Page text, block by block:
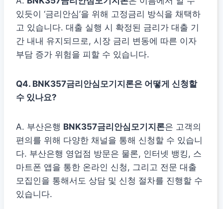
있듯이 ‘금리안심’을 위해 고정금리 방식을 채택하
고 있습니다. 대출 실행 시 확정된 금리가 대출 기
간 내내 유지되므로, 시장 금리 변동에 따른 이자
부담 증가 위험을 피할 수 있습니다.
Q4. BNK357금리안심모기지론은 어떻게 신청할
수 있나요?
A. 부산은행 BNK357금리안심모기지론은 고객의
편의를 위해 다양한 채널을 통해 신청할 수 있습니
다. 부산은행 영업점 방문은 물론, 인터넷 뱅킹, 스
마트폰 앱을 통한 온라인 신청, 그리고 전문 대출
모집인을 통해서도 상담 및 신청 절차를 진행할 수
있습니다.